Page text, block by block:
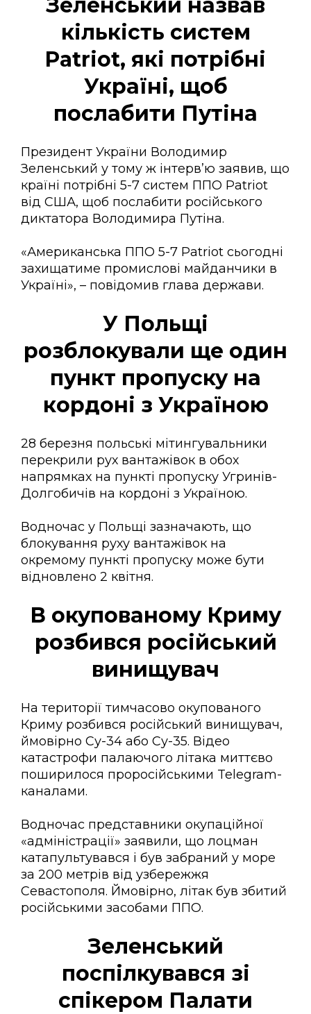
Зеленський назвав
кількість систем
Patriot, які потрібні
Україні, щоб
послабити Путіна
Президент України Володимир
Зеленський у тому ж інтерв’ю заявив, що
країні потрібні 5-7 систем ППО Patriot
від США, щоб послабити російського
диктатора Володимира Путіна.
«Американська ППО 5-7 Patriot сьогодні
захищатиме промислові майданчики в
Україні», – повідомив глава держави.
У Польщі
розблокували ще один
пункт пропуску на
кордоні з Україною
28 березня польські мітингувальники
перекрили рух вантажівок в обох
напрямках на пункті пропуску Угринів-
Долгобичів на кордоні з Україною.
Водночас у Польщі зазначають, що
блокування руху вантажівок на
окремому пункті пропуску може бути
відновлено 2 квітня.
В окупованому Криму
розбився російський
винищувач
На території тимчасово окупованого
Криму розбився російський винищувач,
ймовірно Су-34 або Су-35. Відео
катастрофи палаючого літака миттєво
поширилося проросійськими Telegram-
каналами.
Водночас представники окупаційної
«адміністрації» заявили, що лоцман
катапультувався і був забраний у море
за 200 метрів від узбережжя
Севастополя. Ймовірно, літак був збитий
російськими засобами ППО.
Зеленський
поспілкувався зі
спікером Палати